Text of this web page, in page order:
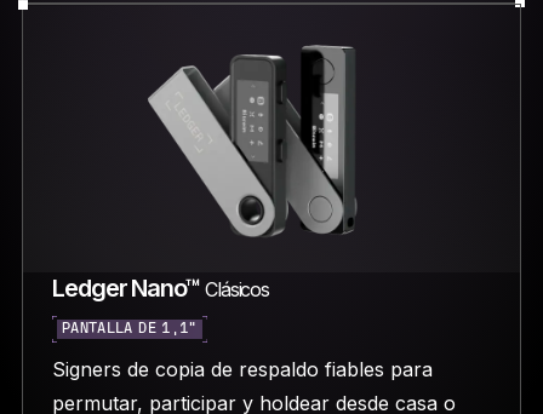
Ledger Nano™ Clásicos
PANTALLA DE 1,1"
Signers de copia de respaldo fiables para
permutar, participar y holdear desde casa o